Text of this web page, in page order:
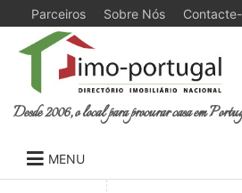
Parceiros Sobre Nós
Desde 2006, o local para procurar casa em
MENU